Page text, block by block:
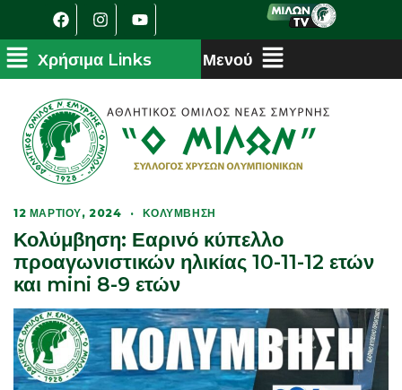
12 ΜΑΡΤΊΟΥ, 2024 · ΚΟΛΎΜΒΗΣΗ
Κολύμβηση: Εαρινό κύπελλο
προαγωνιστικών ηλικίας 10-11-12 ετών
και mini 8-9 ετών